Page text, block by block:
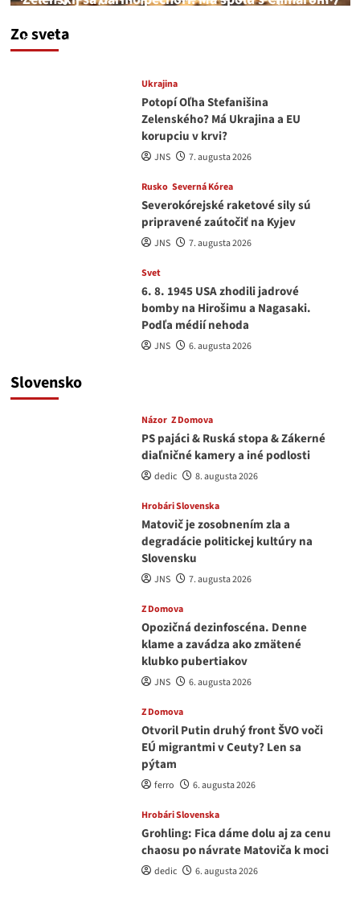
Zo sveta
medvedar
Ukrajina
Potopí Oľha Stefanišina
Zelenského? Má Ukrajina a EU
korupciu v krvi?
JNS 7. augusta 2026
Rusko Severná Kórea
Severokórejské raketové sily sú
pripravené zaútočiť na Kyjev
JNS 7. augusta 2026
Svet
6. 8. 1945 USA zhodili jadrové
bomby na Hirošimu a Nagasaki.
Podľa médií nehoda
JNS 6. augusta 2026
Slovensko
Názor Z Domova
PS pajáci & Ruská stopa & Zákerné
diaľničné kamery a iné podlosti
dedic 8. augusta 2026
Hrobári Slovenska
Matovič je zosobnením zla a
degradácie politickej kultúry na
Slovensku
JNS 7. augusta 2026
Z Domova
Opozičná dezinfoscéna. Denne
klame a zavádza ako zmätené
klubko pubertiakov
JNS 6. augusta 2026
Z Domova
Otvoril Putin druhý front ŠVO voči
EÚ migrantmi v Ceuty? Len sa
pýtam
ferro 6. augusta 2026
Hrobári Slovenska
Grohling: Fica dáme dolu aj za cenu
chaosu po návrate Matoviča k moci
dedic 6. augusta 2026